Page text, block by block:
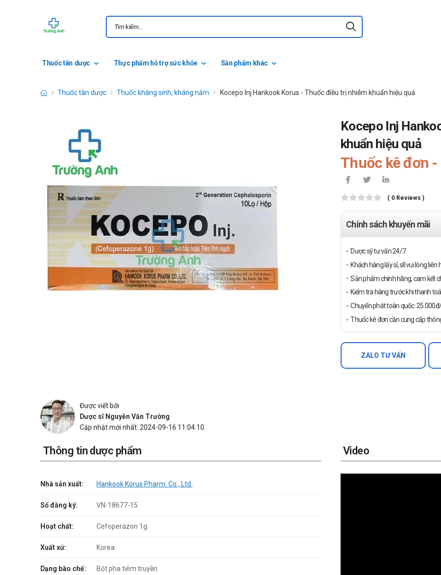
Thuốc tân dược Thực phẩm hỗ trợ sức khỏe Sản phẩm khác
Thuốc tân dược Thuốc kháng sinh, kháng nấm Kocepo Inj Hankook Korus - Thuốc điều trị nhiễm khuẩn hiệu quả
Kocepo Inj
khuẩn hiệu quả
Thuốc kê đơn -
( 0 Reviews )
Chính sách khuyến mãi
Dược sỹ tư vấn 24/7.
Khách hàng lấy sỉ, sll vui lòng
Sản phẩm chính hãng, cam kết
Kiểm tra hàng trước khi thanh
Chuyển phát toàn quốc:
Thuốc kê đơn cần cung cấp
ZALO TƯ VẤN
Được viết bởi
Dược sĩ Nguyễn Văn Trường
Cập nhật mới nhất: 2024-09-16 11:04:10
Thông tin dược phẩm
Nhà sản xuất: Hankook Korus Pharm. Co., Ltd.
Số đăng ký: VN-18677-15
Hoạt chất: Cefoperazon 1g
Xuất xứ: Korea
Dạng bào chế: Bột pha tiêm truyền
Video